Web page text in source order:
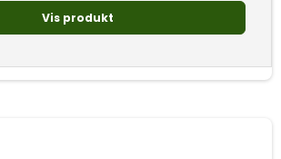
Vis produkt